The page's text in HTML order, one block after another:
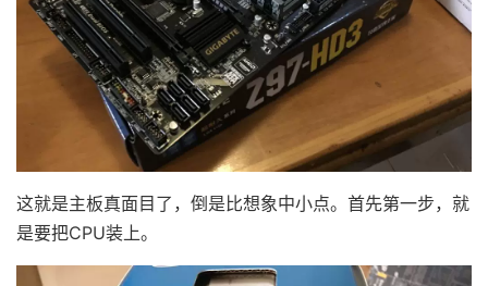
这就是主板真面目了，倒是比想象中小点。首先第一步，就
是要把CPU装上。